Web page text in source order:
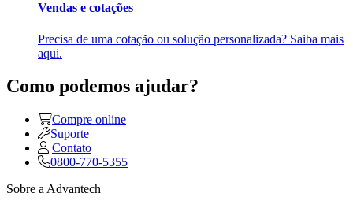
Vendas e cotações
Precisa de uma cotação ou solução personalizada? Saiba mais
aqui.
Como podemos ajudar?
Compre online
Suporte
Contato
0800-770-5355
Sobre a Advantech